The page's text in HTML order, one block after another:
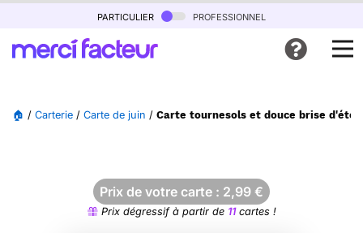
particulier professionnel
🏠 / Carterie / Carte de juin / Carte tournesols et douce brise d'été
Prix de votre carte : 2,99 €
Prix dégressif à partir de 11cartes !